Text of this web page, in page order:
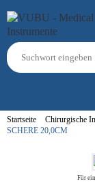
Startseite Chirurgische
SCHERE 20,0CM
Für